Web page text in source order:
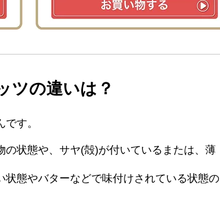
ツの違いは？
す。
状態や、サヤ(殻)が付いているまたは、薄
状態やバターなどで味付けされている状態の